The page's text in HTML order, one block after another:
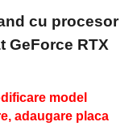
cu procesor
GeForce RTX
model
adaugare placa